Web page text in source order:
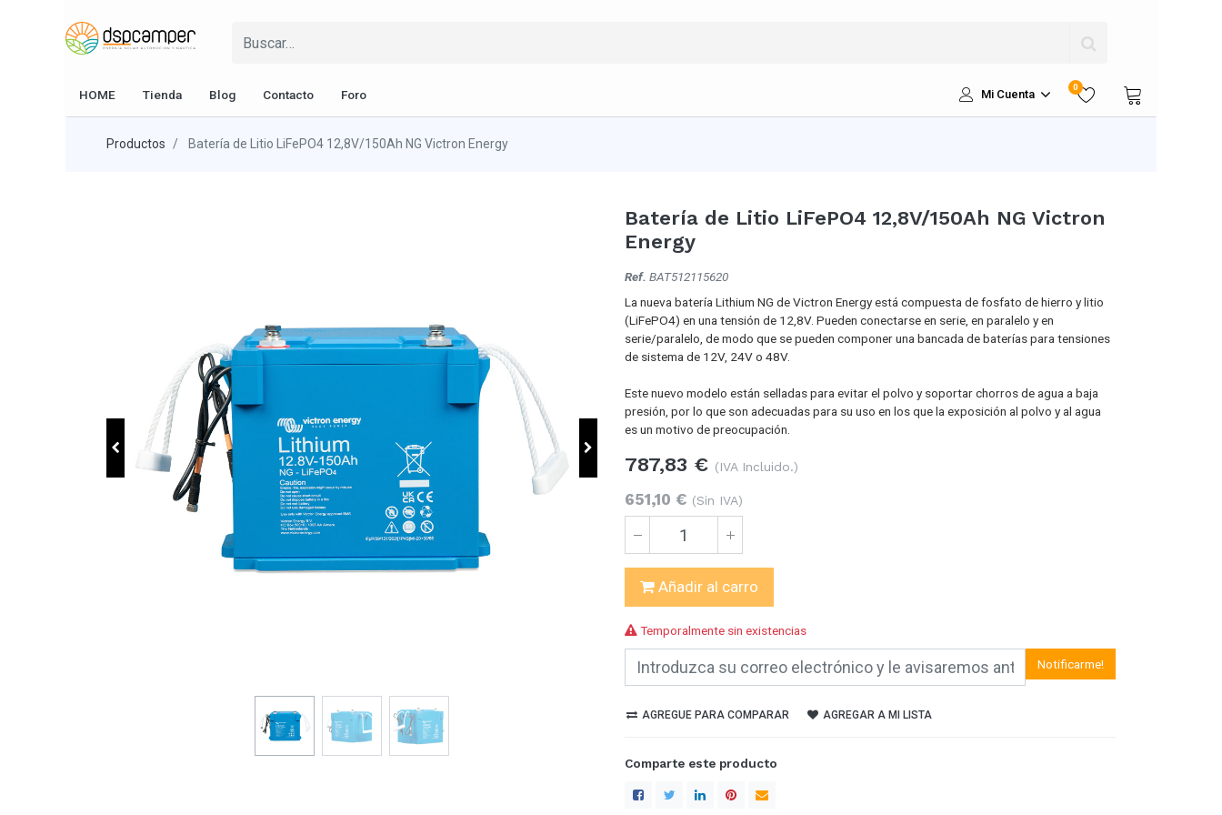
HOME Tienda Blog Contacto Foro Mi Cuenta
0
Productos Batería de Litio LiFePO4 12,8V/150Ah NG Victron Energy
Batería de Litio LiFePO4 12,8V/150Ah NG Victron
Energy
Ref. BAT512115620
La nueva batería Lithium NG de Victron Energy está compuesta de fosfato de hierro y litio
(LiFePO4) en una tensión de 12,8V. Pueden conectarse en serie, en paralelo y en
serie/paralelo, de modo que se pueden componer una bancada de baterías para tensiones
de sistema de 12V, 24V o 48V.
Este nuevo modelo están selladas para evitar el polvo y soportar chorros de agua a baja
presión, por lo que son adecuadas para su uso en los que la exposición al polvo y al agua
es un motivo de preocupación.
787,83 € (IVA Incluido.)
651,10 € (Sin IVA)
Añadir al carro
Temporalmente sin existencias
Notificarme!
AGREGUE PARA COMPARAR AGREGAR A MI LISTA
Comparte este producto